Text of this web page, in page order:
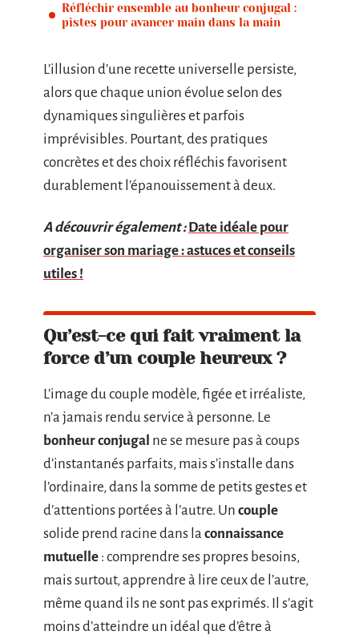
Réfléchir ensemble au bonheur conjugal :
pistes pour avancer main dans la main
L’illusion d’une recette universelle persiste,
alors que chaque union évolue selon des
dynamiques singulières et parfois
imprévisibles. Pourtant, des pratiques
concrètes et des choix réfléchis favorisent
durablement l’épanouissement à deux.
A découvrir également : Date idéale pour
organiser son mariage : astuces et conseils
utiles !
Qu’est-ce qui fait vraiment la
force d’un couple heureux ?
L’image du couple modèle, figée et irréaliste,
n’a jamais rendu service à personne. Le
bonheur conjugal ne se mesure pas à coups
d’instantanés parfaits, mais s’installe dans
l’ordinaire, dans la somme de petits gestes et
d’attentions portées à l’autre. Un couple
solide prend racine dans la connaissance
mutuelle : comprendre ses propres besoins,
mais surtout, apprendre à lire ceux de l’autre,
même quand ils ne sont pas exprimés. Il s’agit
moins d’atteindre un idéal que d’être à